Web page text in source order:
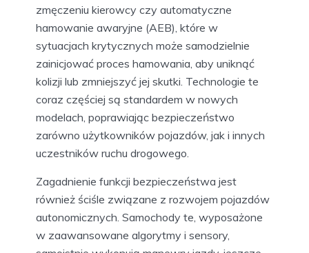
zmęczeniu kierowcy czy automatyczne
hamowanie awaryjne (AEB), które w
sytuacjach krytycznych może samodzielnie
zainicjować proces hamowania, aby uniknąć
kolizji lub zmniejszyć jej skutki. Technologie te
coraz częściej są standardem w nowych
modelach, poprawiając bezpieczeństwo
zarówno użytkowników pojazdów, jak i innych
uczestników ruchu drogowego.
Zagadnienie funkcji bezpieczeństwa jest
również ściśle związane z rozwojem pojazdów
autonomicznych. Samochody te, wyposażone
w zaawansowane algorytmy i sensory,